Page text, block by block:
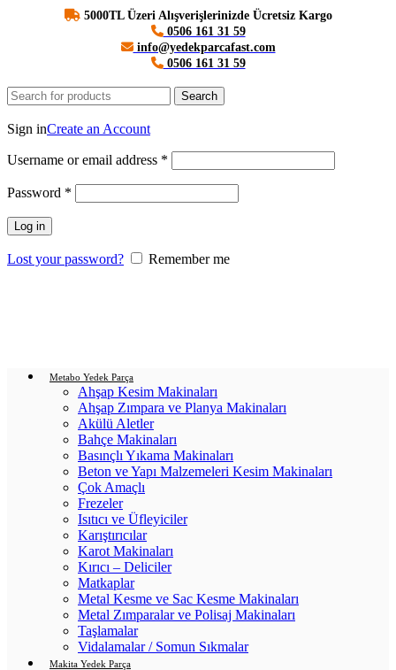
5000TL Üzeri Alışverişlerinizde Ücretsiz Kargo
0506 161 31 59
info@yedekparcafast.com
0506 161 31 59
Search
Sign inCreate an Account
Username or email address *
Password *
Log in
Lost your password?
Remember me
Metabo Yedek Parça
Ahşap Kesim Makinaları
Ahşap Zımpara ve Planya Makinaları
Akülü Aletler
Bahçe Makinaları
Basınçlı Yıkama Makinaları
Beton ve Yapı Malzemeleri Kesim Makinaları
Çok Amaçlı
Frezeler
Isıtıcı ve Üfleyiciler
Karıştırıcılar
Karot Makinaları
Kırıcı – Deliciler
Matkaplar
Metal Kesme ve Sac Kesme Makinaları
Metal Zımparalar ve Polisaj Makinaları
Taşlamalar
Vidalamalar / Somun Sıkmalar
Makita Yedek Parça